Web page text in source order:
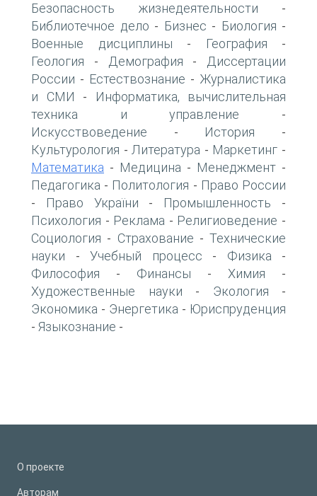
Безопасность жизнедеятельности -
Библиотечное дело - Бизнес - Биология -
Военные дисциплины - География -
Геология - Демография - Диссертации
России - Естествознание - Журналистика
и СМИ -
Информатика, вычислительная
техника и управление -
Искусствоведение - История -
Культурология -Литература - Маркетинг -
Математика - Медицина - Менеджмент -
Педагогика - Политология - Право России
- Право України - Промышленность -
Психология - Реклама - Религиоведение -
Социология - Страхование - Технические
науки - Учебный процесс - Физика -
Философия - Финансы - Химия -
Художественные науки - Экология -
Экономика - Энергетика - Юриспруденция
- Языкознание -
О проекте
Авторам